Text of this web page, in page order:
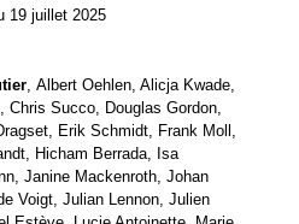
19 juillet 2025
, Albert Oehlen, Alicja Kwade,
Succo, Douglas Gordon,
Erik Schmidt, Frank Moll,
Hicham Berrada, Isa
Janine Mackenroth, Johan
Voigt, Julian Lennon, Julien